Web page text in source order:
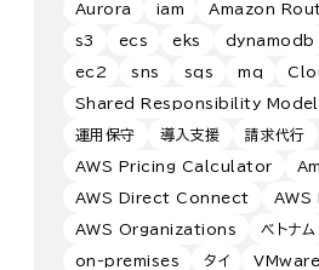
Aurora iam Amazon
s3 ecs eks dynamodb
ec2 sns sqs mq
Shared Responsibility Model
運用保守 導入支援 請求代行
AWS Pricing Calculator
AWS Direct Connect AWS
AWS Organizations ベトナム
on-premises タイ VMware